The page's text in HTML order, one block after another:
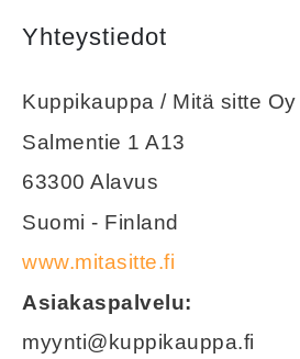
Yhteystiedot
Kuppikauppa / Mitä sitte Oy
Salmentie 1 A13
63300 Alavus
Suomi - Finland
www.mitasitte.fi
Asiakaspalvelu:
myynti@kuppikauppa.fi